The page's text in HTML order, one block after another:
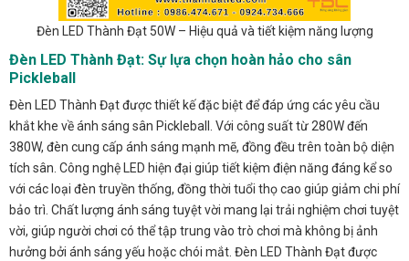
Đèn LED Thành Đạt 50W – Hiệu quả và tiết kiệm năng lượng
Đèn LED Thành Đạt: Sự lựa chọn hoàn hảo cho sân
Pickleball
Đèn LED Thành Đạt được thiết kế đặc biệt để đáp ứng các yêu cầu
khắt khe về ánh sáng sân Pickleball. Với công suất từ 280W đến
380W, đèn cung cấp ánh sáng mạnh mẽ, đồng đều trên toàn bộ diện
tích sân. Công nghệ LED hiện đại giúp tiết kiệm điện năng đáng kể so
với các loại đèn truyền thống, đồng thời tuổi thọ cao giúp giảm chi phí
bảo trì. Chất lượng ánh sáng tuyệt vời mang lại trải nghiệm chơi tuyệt
vời, giúp người chơi có thể tập trung vào trò chơi mà không bị ảnh
hưởng bởi ánh sáng yếu hoặc chói mắt. Đèn LED Thành Đạt được